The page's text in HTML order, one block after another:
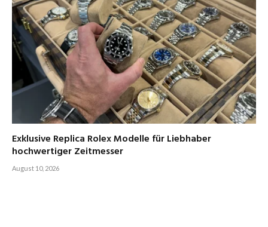
Exklusive Replica Rolex Modelle für Liebhaber
hochwertiger Zeitmesser
August 10, 2026